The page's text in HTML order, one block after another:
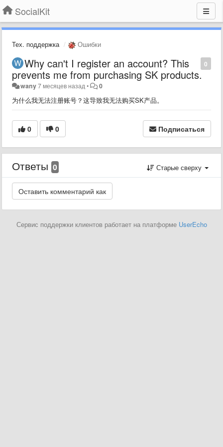
SocialKit
Тех. поддержка Ошибки
0
Why can't I register an account? This
prevents me from purchasing SK products.
wany7 месяцев назад • 0
为什么我无法注册账号？这导致我无法购买SK产品。
0 0 Подписаться
Ответы 0 Старые сверху
Сервис поддержки клиентов работает на платформе UserEcho